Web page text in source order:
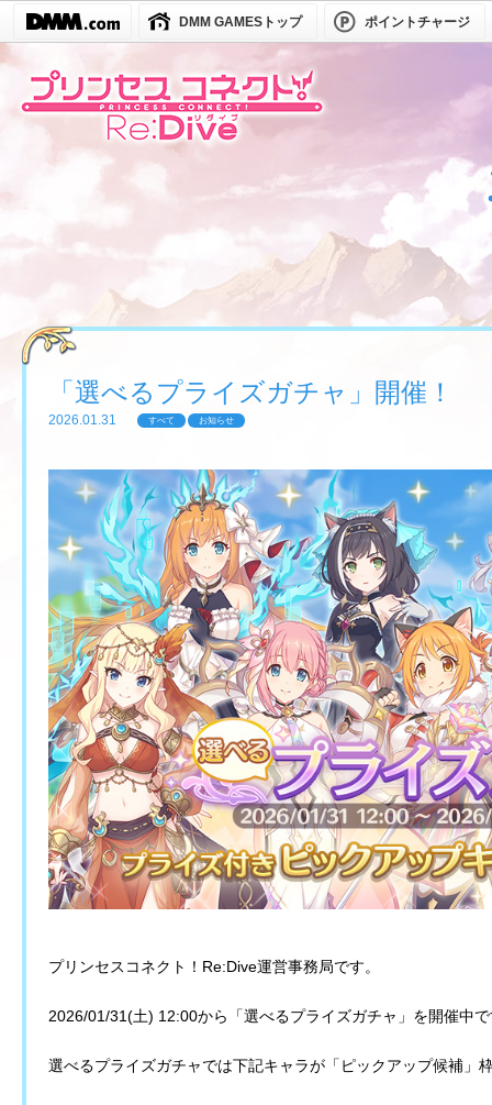
DMM GAMESトップ ポイントチャージ
「選べるプライズガチャ」開催！
2026.01.31 すべて お知らせ
プリンセスコネクト！Re:Dive運営事務局です。
2026/01/31(土) 12:00から「選べるプライズガチャ」を開催中
選べるプライズガチャでは下記キャラが「ピックアップ候補」